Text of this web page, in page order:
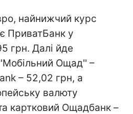
найнижчий курс
ПриватБанк у
грн. Далі йде
Ощад'' –
– 52,02 грн, а
валюту
картковий Ощадбанк –